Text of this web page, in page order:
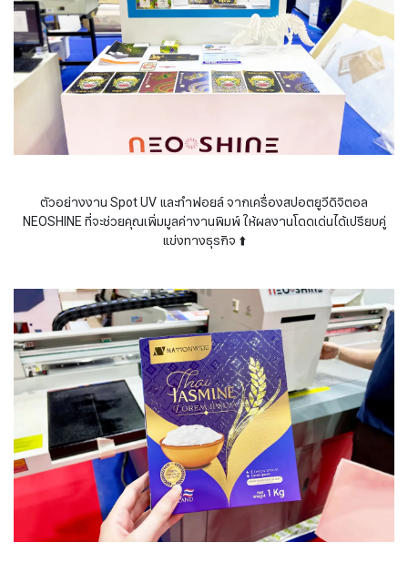
ตัวอย่างงาน Spot UV และทำฟอยล์ จากเครื่องสปอตยูวีดิจิตอล
NEOSHINE ที่จะช่วยคุณเพิ่มมูลค่างานพิมพ์ ให้ผลงานโดดเด่นได้เปรียบคู่
แข่งทางธุรกิจ ⬆️